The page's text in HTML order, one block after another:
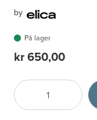
by
På lager
kr 650,00
Antall
Velg enhet